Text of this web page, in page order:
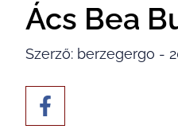
Ács Bea
Szerző: berzegergo -